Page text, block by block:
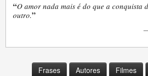
“O amor nada mais é do que a conquista
outro.”
Frases Autores Filmes